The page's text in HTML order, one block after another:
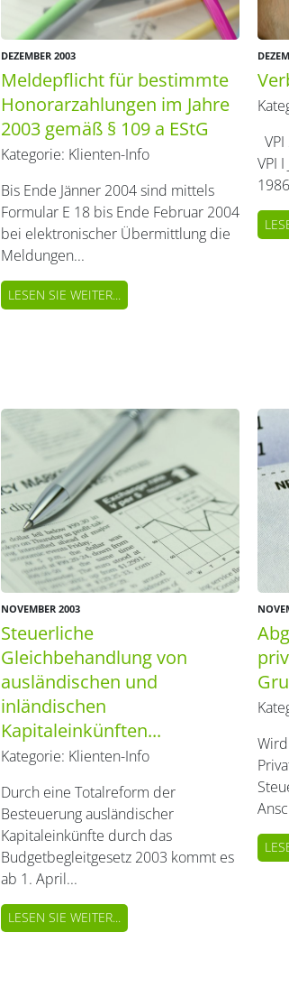
DEZEMBER 2003
Meldepflicht für bestimmte
Honorarzahlungen im Jahre
2003 gemäß § 109 a EStG
Kategorie: Klienten-Info
Bis Ende Jänner 2004 sind mittels
Formular E 18 bis Ende Februar 2004
bei elektronischer Übermittlung die
Meldungen...
LESEN SIE WEITER...
VPI
NOVEMBER 2003
Steuerliche
Gleichbehandlung von
ausländischen und
inländischen
Kapitaleinkünften...
Kategorie: Klienten-Info
Durch eine Totalreform der
Besteuerung ausländischer
Kapitaleinkünfte durch das
Budgetbegleitgesetz 2003 kommt es
ab 1. April...
LESEN SIE WEITER...